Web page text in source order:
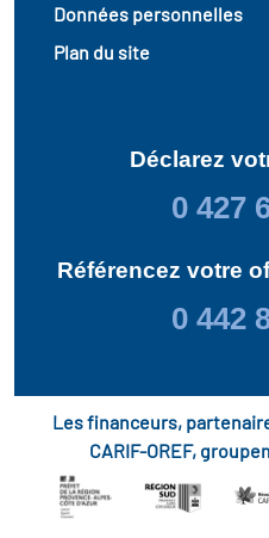
Données personnelles
Plan du site
Déclarez
0 427
Référencez votre
0 442
Les financeurs,
CARIF-OREF,